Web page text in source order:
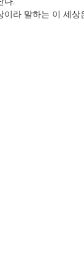
라 말하는 이 세상